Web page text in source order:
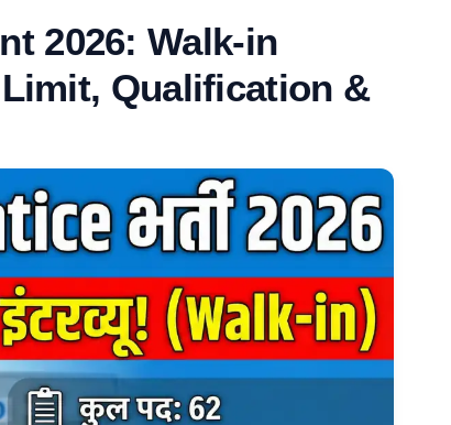
2026: Walk-in
Qualification &